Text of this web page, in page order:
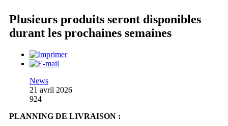
Plusieurs produits seront disponibles
durant les prochaines semaines
News
21 avril 2026
924
PLANNING DE LIVRAISON :